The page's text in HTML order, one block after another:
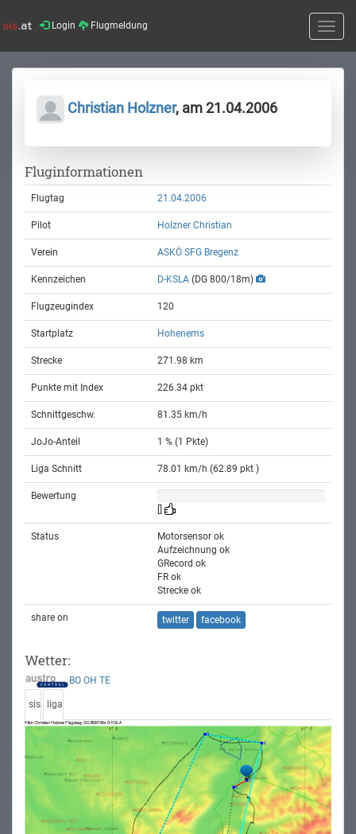
Login Flugmeldung
Toggle
Christian Holzner, am 21.04.2006
Fluginformationen
Flugtag 21.04.2006
Pilot Holzner Christian
Verein ASKÖ SFG Bregenz
Kennzeichen D-KSLA (DG 800/18m)
Flugzeugindex 120
Startplatz Hohenems
Strecke 271.98 km
Punkte mit Index 226.34 pkt
Schnittgeschw. 81.35 km/h
JoJo-Anteil 1 % (1 Pkte)
Liga Schnitt 78.01 km/h (62.89 pkt )
Bewertung
Status
Motorsensor ok
Aufzeichnung ok
GRecord ok
FR ok
Strecke ok
share on twitter facebook
Wetter:
BO OH TE
sis liga